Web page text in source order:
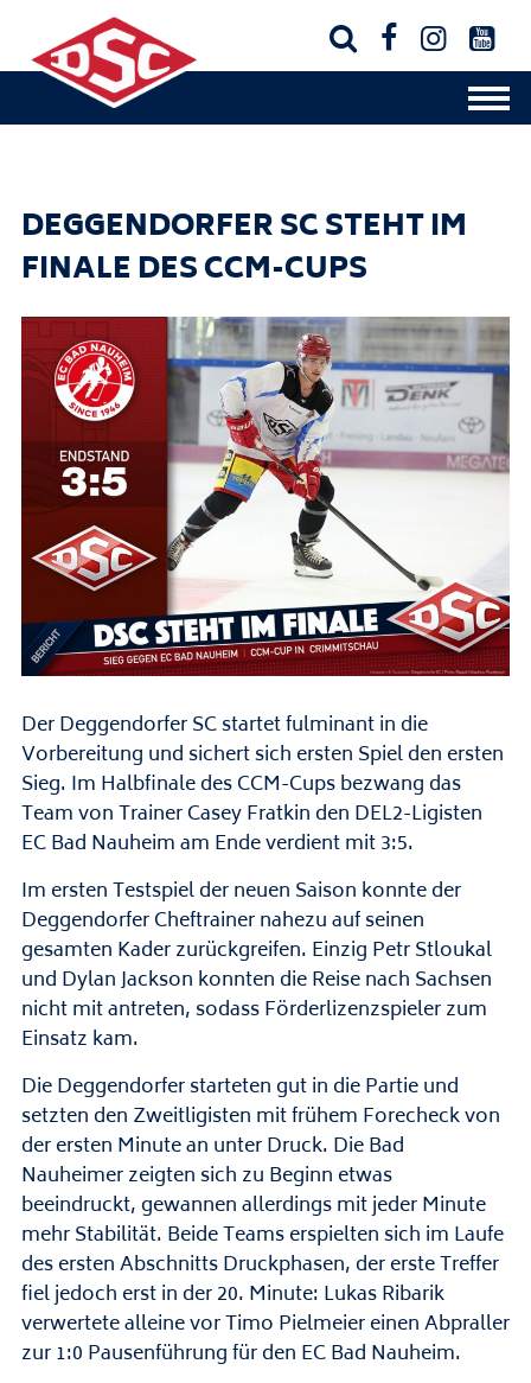
   
DEGGENDORFER SC STEHT IM
FINALE DES CCM-CUPS
Der Deggendorfer SC startet fulminant in die
Vorbereitung und sichert sich ersten Spiel den ersten
Sieg. Im Halbfinale des CCM-Cups bezwang das
Team von Trainer Casey Fratkin den DEL2-Ligisten
EC Bad Nauheim am Ende verdient mit 3:5.
Im ersten Testspiel der neuen Saison konnte der
Deggendorfer Cheftrainer nahezu auf seinen
gesamten Kader zurückgreifen. Einzig Petr Stloukal
und Dylan Jackson konnten die Reise nach Sachsen
nicht mit antreten, sodass Förderlizenzspieler zum
Einsatz kam.
Die Deggendorfer starteten gut in die Partie und
setzten den Zweitligisten mit frühem Forecheck von
der ersten Minute an unter Druck. Die Bad
Nauheimer zeigten sich zu Beginn etwas
beeindruckt, gewannen allerdings mit jeder Minute
mehr Stabilität. Beide Teams erspielten sich im Laufe
des ersten Abschnitts Druckphasen, der erste Treffer
fiel jedoch erst in der 20. Minute: Lukas Ribarik
verwertete alleine vor Timo Pielmeier einen Abpraller
zur 1:0 Pausenführung für den EC Bad Nauheim.